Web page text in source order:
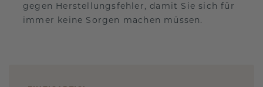
gegen Herstellungsfehler, damit Sie sich für
immer keine Sorgen machen müssen.